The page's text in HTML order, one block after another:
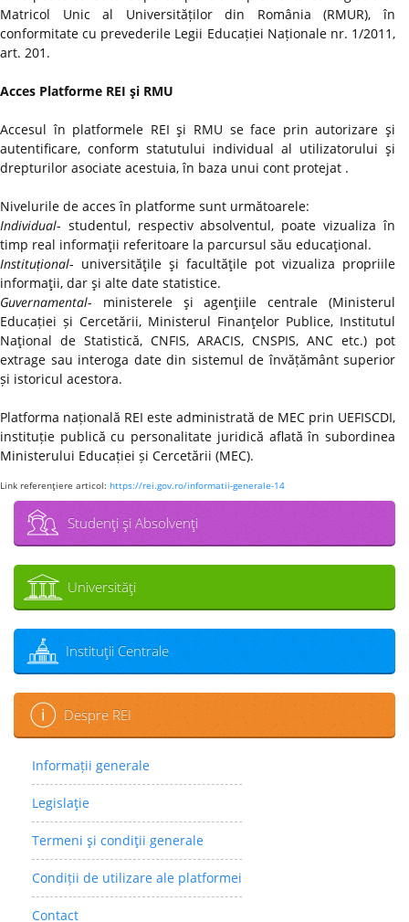
Matricol Unic al Universităților din România (RMUR), în
conformitate cu prevederile Legii Educației Naționale nr. 1/2011,
art. 201.
Acces Platforme REI şi RMU
Accesul în platformele REI şi RMU se face prin autorizare şi
autentificare, conform statutului individual al utilizatorului şi
drepturilor asociate acestuia, în baza unui cont protejat .
Nivelurile de acces în platforme sunt următoarele:
Individual- studentul, respectiv absolventul, poate vizualiza în
timp real informaţii referitoare la parcursul său educaţional.
Instituțional- universităţile şi facultăţile pot vizualiza propriile
informaţii, dar şi alte date statistice.
Guvernamental- ministerele şi agenţiile centrale (Ministerul
Educației și Cercetării, Ministerul Finanţelor Publice, Institutul
Naţional de Statistică, CNFIS, ARACIS, CNSPIS, ANC etc.) pot
extrage sau interoga date din sistemul de învățământ superior
și istoricul acestora.
Platforma națională REI este administrată de MEC prin UEFISCDI,
instituție publică cu personalitate juridică aflată în subordinea
Ministerului Educației și Cercetării (MEC).
Link referenţiere articol: https://rei.gov.ro/informatii-generale-14
Studenţi şi Absolvenţi
Universităţi
Instituţii Centrale
Despre REI
Informații generale
Legislaţie
Termeni şi condiţii generale
Condiții de utilizare ale platformei
Contact